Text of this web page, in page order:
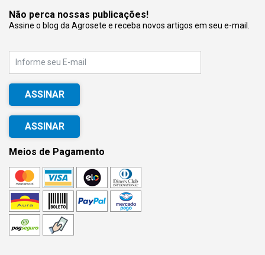
Não perca nossas publicações!
Assine o blog da Agrosete e receba novos artigos em seu e-mail.
ASSINAR
Meios de Pagamento